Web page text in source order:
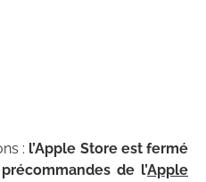
: l’Apple Store est fermé
de l’Apple